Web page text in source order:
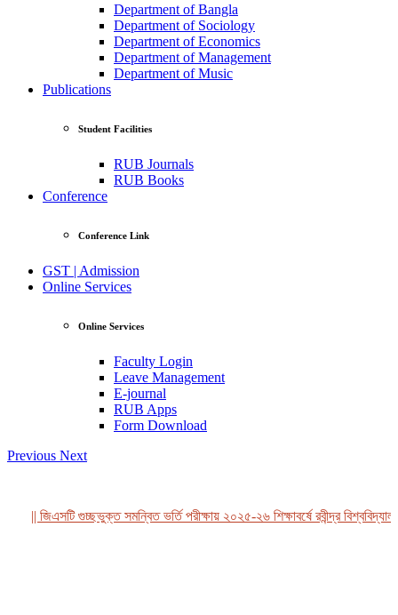
Department of Bangla
Department of Sociology
Department of Economics
Department of Management
Department of Music
Publications
Student Facilities
RUB Journals
RUB Books
Conference
Conference Link
GST | Admission
Online Services
Online Services
Faculty Login
Leave Management
E-journal
RUB Apps
Form Download
Previous Next
|| জিএসটি গুচ্ছভুক্ত সমন্বিত ভর্তি পরীক্ষায় ২০২৫-২৬ শিক্ষাবর্ষে রবীন্দ্র